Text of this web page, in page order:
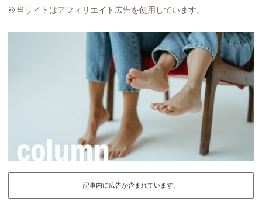
※当サイトはアフィリエイト広告を使用しています。
記事内に広告が含まれています。